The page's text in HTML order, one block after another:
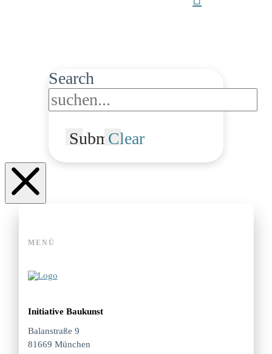
Search
SubmitClear
MENÜ
Initiative Baukunst
Balanstraße 9
81669 München